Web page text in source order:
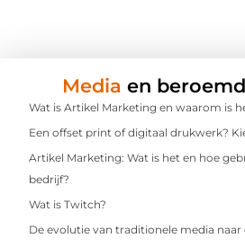
Media en
Wat is Artikel Marketing en waarom is
Een offset print of digitaal drukwerk?
Artikel Marketing: Wat is het en hoe
bedrijf?
Wat is Twitch?
De evolutie van traditionele media naar